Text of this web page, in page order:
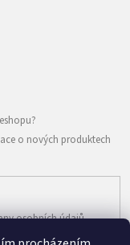
o nových produktech
osobních údajů